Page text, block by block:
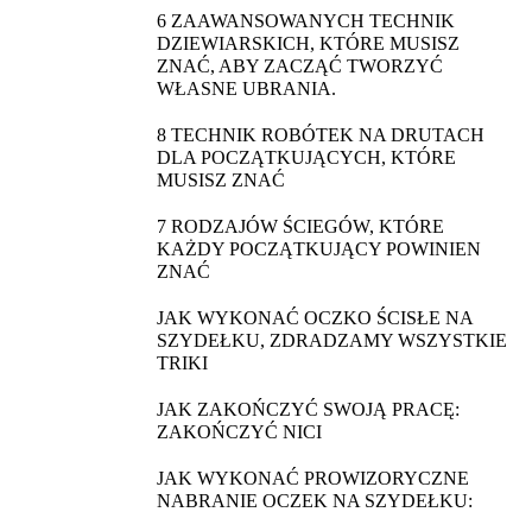
6 ZAAWANSOWANYCH TECHNIK
DZIEWIARSKICH, KTÓRE MUSISZ
ZNAĆ, ABY ZACZĄĆ TWORZYĆ
WŁASNE UBRANIA.
8 TECHNIK ROBÓTEK NA DRUTACH
DLA POCZĄTKUJĄCYCH, KTÓRE
MUSISZ ZNAĆ
7 RODZAJÓW ŚCIEGÓW, KTÓRE
KAŻDY POCZĄTKUJĄCY POWINIEN
ZNAĆ
JAK WYKONAĆ OCZKO ŚCISŁE NA
SZYDEŁKU, ZDRADZAMY WSZYSTKIE
TRIKI
JAK ZAKOŃCZYĆ SWOJĄ PRACĘ:
ZAKOŃCZYĆ NICI
JAK WYKONAĆ PROWIZORYCZNE
NABRANIE OCZEK NA SZYDEŁKU: